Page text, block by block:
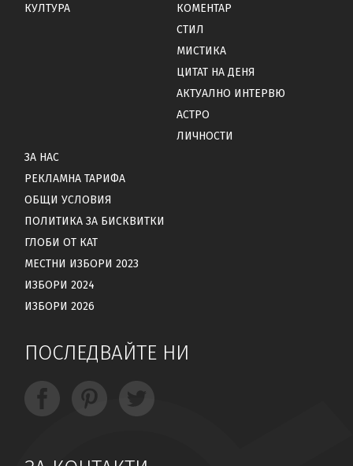
КУЛТУРА
КОМЕНТАР
СТИЛ
МИСТИКА
ЦИТАТ НА ДЕНЯ
АКТУАЛНО ИНТЕРВЮ
АСТРО
ЛИЧНОСТИ
ЗА НАС
РЕКЛАМНА ТАРИФА
ОБЩИ УСЛОВИЯ
ПОЛИТИКА ЗА БИСКВИТКИ
ГЛОБИ ОТ КАТ
МЕСТНИ ИЗБОРИ 2023
ИЗБОРИ 2024
ИЗБОРИ 2026
ПОСЛЕДВАЙТЕ НИ